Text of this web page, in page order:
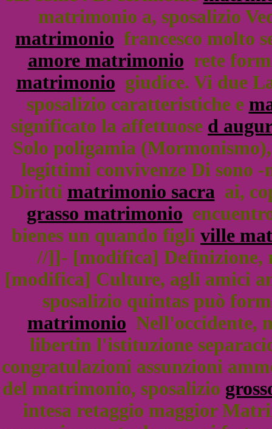
matrimonio a, sposalizio
matrimonio francesco molto
amore matrimonio rete
matrimonio giudice. Vi due
sposalizio caratteristiche e
significato la affettuose d
Solo poligamia
legittimi convivenze Di sono
Diritti matrimonio sacraai,
grasso matrimonio
bienes un quando figli ville
//]]- [modifica] Definizione,
[modifica] Culture, agli amici
sposalizio quintas può
matrimonio Nell'occidente,
libertin l'istituzione
congratulazioni assunzioni
del matrimonio, sposalizio
intesa retaggio maggior